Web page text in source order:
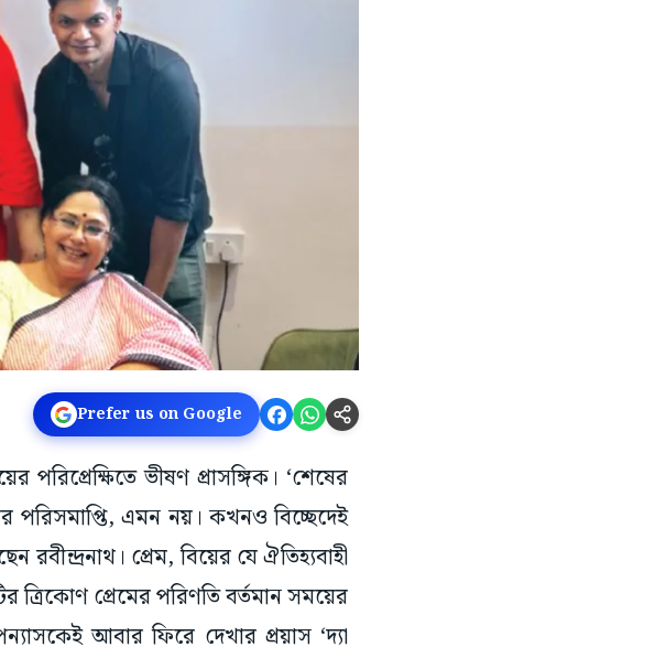
Prefer us on Google
ভীষণ প্রাসঙ্গিক। ‘শেষের
পরিসমাপ্তি, এমন নয়। কখনও বিচ্ছেদেই
প্রেম, বিয়ের যে ঐতিহ্যবাহী
ত্রিকোণ প্রেমের পরিণতি বর্তমান সময়ের
আবার ফিরে দেখার প্রয়াস ‘দ্যা